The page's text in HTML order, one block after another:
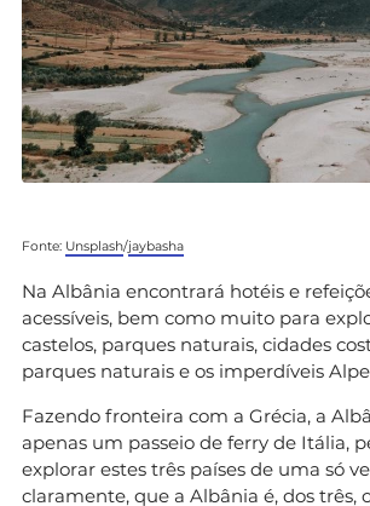
Fonte: Unsplash/jaybasha
Na Albânia encontrará hotéis e
acessíveis, bem como muito para
castelos, parques naturais, cidades
parques naturais e os imperdíveis
Fazendo fronteira com a Grécia, a
apenas um passeio de ferry de Itália,
explorar estes três países de uma só
claramente, que a Albânia é, dos três,